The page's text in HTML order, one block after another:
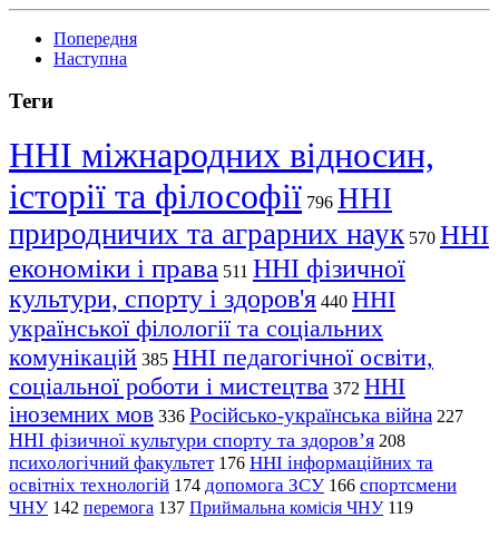
Попередня
Наступна
Теги
ННІ міжнародних відносин,
історії та філософії 796 ННІ
природничих та аграрних наук 570 ННІ
економіки і права 511 ННІ фізичної
культури, спорту і здоров'я 440 ННІ
української філології та соціальних
комунікацій 385 ННІ педагогічної освіти,
соціальної роботи і мистецтва 372 ННІ
іноземних мов 336 Російсько-українська війна 227
ННІ фізичної культури спорту та здоров’я 208
психологічний факультет 176 ННІ інформаційних та
освітніх технологій 174 допомога ЗСУ 166 спортсмени
ЧНУ 142 перемога 137 Приймальна комісія ЧНУ 119